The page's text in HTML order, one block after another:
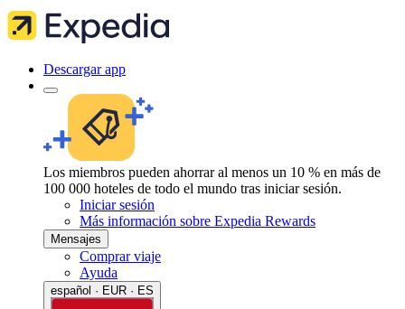
Descargar app
Los miembros pueden ahorrar al menos un 10 % en más de
100 000 hoteles de todo el mundo tras iniciar sesión.
Iniciar sesión
Más información sobre Expedia Rewards
Mensajes
Comprar viaje
Ayuda
español · EUR · ES